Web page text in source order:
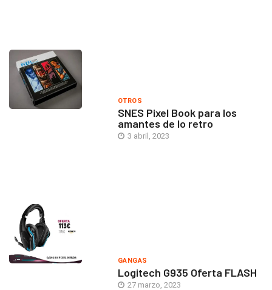
OTROS
SNES Pixel Book para los
amantes de lo retro
3 abril, 2023
GANGAS
Logitech G935 Oferta FLASH
27 marzo, 2023